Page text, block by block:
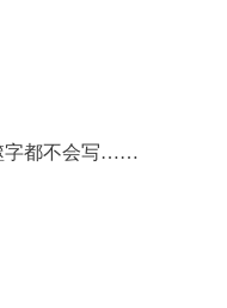
字都不会写……